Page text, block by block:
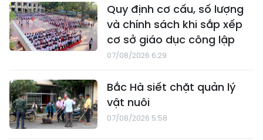
Quy định cơ cấu, số lượng
và chính sách khi sắp xếp
cơ sở giáo dục công lập
07/08/2026 6:29
Bắc Hà siết chặt quản lý
vật nuôi
07/08/2026 5:58